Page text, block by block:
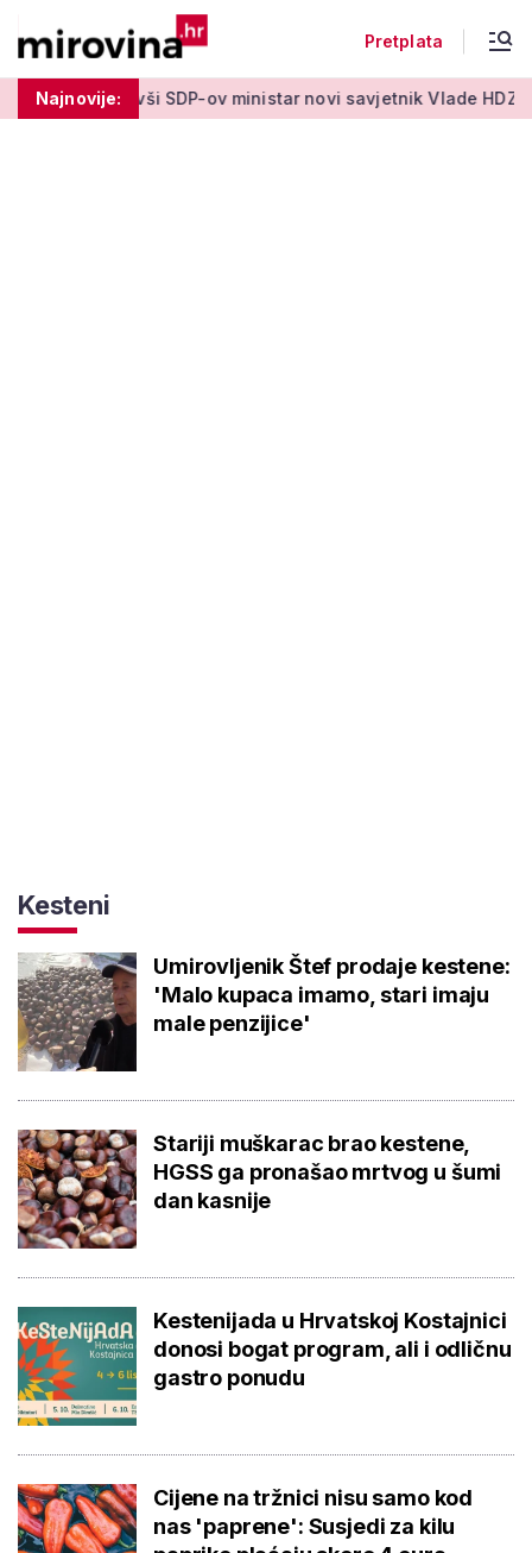
Pretplata
Najnovije:
Bivši SDP-ov ministar novi savjetnik Vlade HDZ-a: Cilj
Kesteni
Umirovljenik Štef prodaje kestene:
'Malo kupaca imamo, stari imaju
male penzijice'
Stariji muškarac brao kestene,
HGSS ga pronašao mrtvog u šumi
dan kasnije
Kestenijada u Hrvatskoj Kostajnici
donosi bogat program, ali i odličnu
gastro ponudu
Cijene na tržnici nisu samo kod
nas 'paprene': Susjedi za kilu